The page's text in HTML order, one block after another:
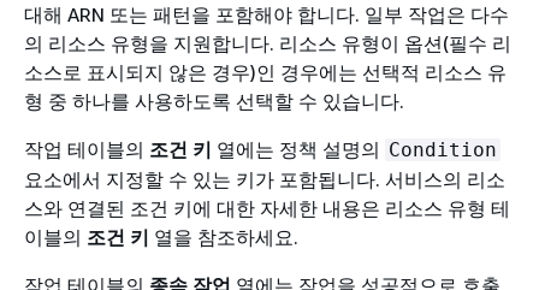
대해 ARN 또는 패턴을 포함해야 합니다. 일부 작업은 다수
의 리소스 유형을 지원합니다. 리소스 유형이 옵션(필수 리
소스로 표시되지 않은 경우)인 경우에는 선택적 리소스 유
형 중 하나를 사용하도록 선택할 수 있습니다.
작업 테이블의 조건 키 열에는 정책 설명의 Condition
요소에서 지정할 수 있는 키가 포함됩니다. 서비스의 리소
스와 연결된 조건 키에 대한 자세한 내용은 리소스 유형 테
이블의 조건 키 열을 참조하세요.
작업 테이블의 종속 작업 열에는 작업을 성공적으로 호출